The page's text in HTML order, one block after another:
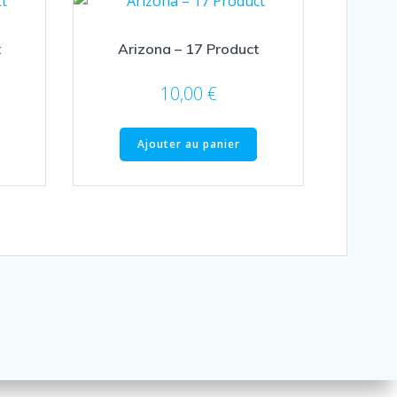
Arizona – 17 Product
10,00 €
Ajouter au panier